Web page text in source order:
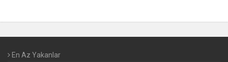
En Az Yakanlar